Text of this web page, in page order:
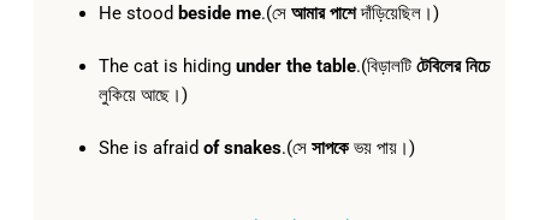
He stood beside me.(সে আমার পাশেদাঁড়িয়েছিল।)
The cat is hiding under the table.(বিড়ালটি টেবিলের নিচে
লুকিয়ে আছে।)
She is afraid of snakes.(সে সাপকেভয় পায়।)